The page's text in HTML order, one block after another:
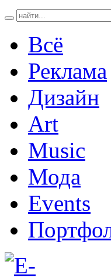
Всё
Реклама
Дизайн
Art
Music
Мода
Events